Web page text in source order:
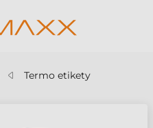
Termo etikety